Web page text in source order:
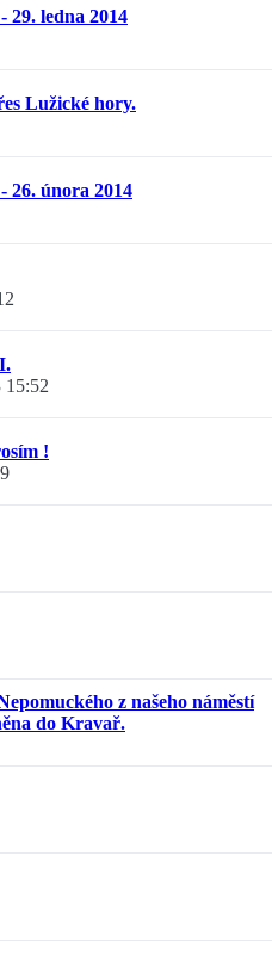
29. ledna 2014
Lužické hory.
26. února 2014
15:52
!
z našeho náměstí
do Kravař.